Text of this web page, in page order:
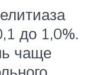
до 1,0%.
чаще